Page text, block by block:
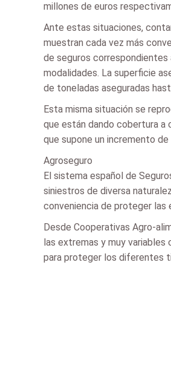
millones de euros
Ante estas situaciones,
muestran cada vez más
de seguros correspondientes
modalidades. La superficie
de toneladas aseguradas
Esta misma situación se
que están dando cobertura a
que supone un incremento de
Agroseguro
El sistema español de
siniestros de diversa
conveniencia de proteger las
Desde Cooperativas Agro-
las extremas y muy
para proteger los diferentes